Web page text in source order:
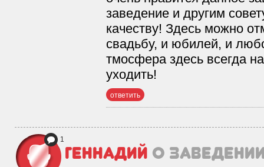
заведение и другим
качеству! Здесь можно
свадьбу, и юбилей, и
тмосфера здесь всегда
уходить!
ответить
1
Геннадий о